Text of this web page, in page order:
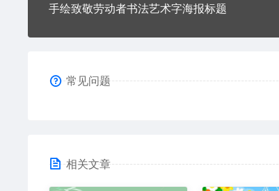
手绘致敬劳动者书法艺术字海报标题
常见问题
相关文章